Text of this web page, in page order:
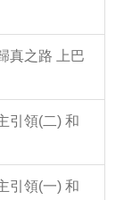
真之路 上巴
引領(二) 和
引領(一) 和